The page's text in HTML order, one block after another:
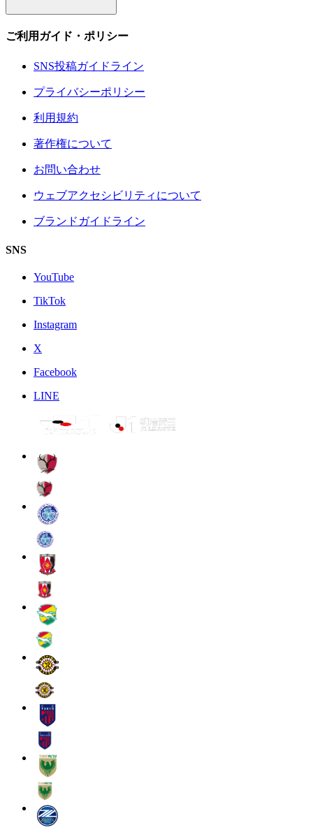
ご利用ガイド・ポリシー
SNS投稿ガイドライン
プライバシーポリシー
利用規約
著作権について
お問い合わせ
ウェブアクセシビリティについて
ブランドガイドライン
SNS
YouTube
TikTok
Instagram
X
Facebook
LINE